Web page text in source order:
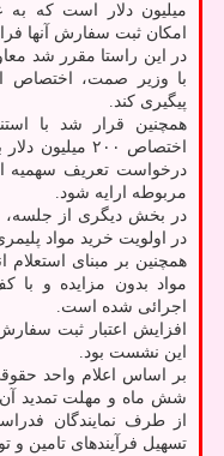
میلیون دلار است که
امکان ثبت سفارش آنها
در این راستا مقرر شد
با وزیر صمت، اختصاص
پیگیری کند.
همچنین قرار شد با
اختصاص ۲۰۰
درخواست تعریف سهمیه
مربوطه ارایه شود.
در بخش دیگری از
در اولویت خرید مواد
همچنین بر مبنای
مواد بدون مزایده و
اجرائی شده است.
افزایش اعتبار ثبت
این نشست بود.
بر اساس اعلام واحد
شش ماه و مهلت تمدید آن
از طرف نمایندگان
تسهیل فرآیندهای تامین و